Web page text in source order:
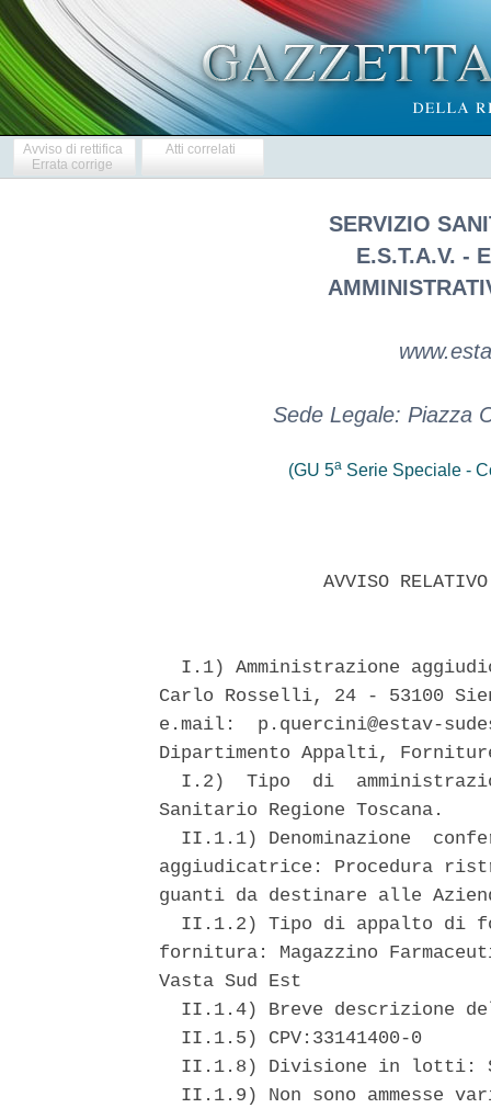
Avviso di rettifica
Errata corrige
Atti correlati
SERVIZIO
E.S.T.A.V. -
Sede Legale: Piazza
(GU 5a Serie Speciale -
AVVISO
I.1) Amministrazione
Carlo Rosselli, 24 - 53100
e.mail:  p.quercini@estav-
Dipartimento Appalti,
I.2)  Tipo  di
Sanitario Regione Toscana.
II.1.1) Denominazione
aggiudicatrice: Procedura
guanti da destinare alle
II.1.2) Tipo di appalto di
fornitura: Magazzino
Vasta Sud Est
II.1.4) Breve descrizione
  II.1.5) CPV:33141400-0
II.1.8) Divisione in lotti:
II.1.9) Non sono ammesse